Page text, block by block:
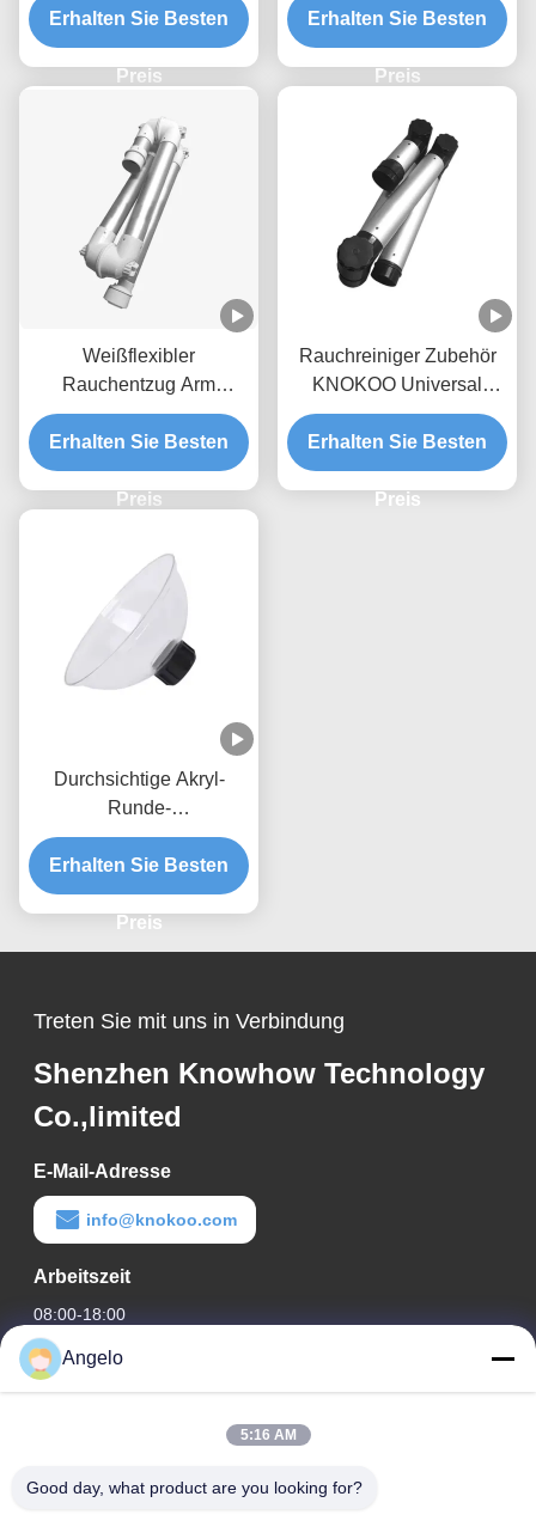
4,5 kg
Erhalten Sie Besten
Preis
Schweißrauchabzug
Erhalten Sie Besten
Preis
Weißflexibler
Rauchentzug Arm
Aluminiumlegierung für
Rauchentzug
Erhalten Sie Besten
Preis
Rauchreiniger Zubehör
KNOKOO Universal
Aluminiumlegierung
Klappsaugarm, 75mm
Schnittstelle
Erhalten Sie Besten
Preis
Durchsichtige Akryl-
Runde-
Räucherabzugsspritze
mit Kapuze CE-
Zertifizierung
Erhalten Sie Besten
Preis
Treten Sie mit uns in Verbindung
Shenzhen Knowhow Technology
Co.,limited
E-Mail-Adresse
info@knokoo.com
Arbeitszeit
08:00-18:00
Unsere Adresse
Zimmer 1508, Taojing Business Building, Minbao Road,
Guangdong
Angelo
5:16 AM
Good day, what product are you looking for?